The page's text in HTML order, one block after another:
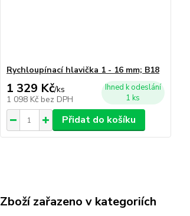
Rychloupínací hlavička 1 - 16 mm; B18
1 329 Kč/ks
1 098 Kč bez DPH
Ihned k odeslání
1 ks
Přidat do košíku
Zboží zařazeno v kategoriích